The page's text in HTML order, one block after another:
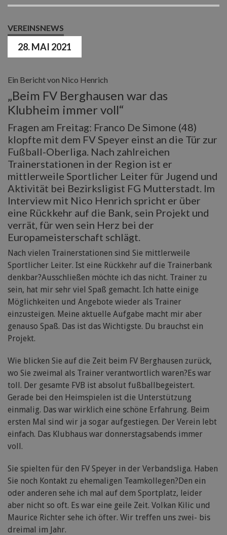
VEREINSNEWS
28. MAI 2021
Ein Bericht von Nico Henrich
„Beim FV Berghausen war das
Klubheim immer voll“
Fragen am Freitag: Franco De Simone (48)
klopfte mit dem FV Speyer einst an die Tür zur
Fußball-Oberliga. Nach zahlreichen
Trainerstationen in der Region ist er
mittlerweile Sportlicher Leiter für Jugend und
Aktivität bei Bezirksligist FG Mutterstadt. Im
Interview mit Nico Henrich spricht er über
eine Rückkehr auf die Bank, sein Projekt und
verrät, für wen sein Herz bei der
Europameisterschaft schlägt.
Nach vielen Trainerstationen sind Sie mittlerweile
Sportlicher Leiter. Ist eine Rückkehr auf die Trainerbank
denkbar?Ausschließen möchte ich das nicht. Trainer zu
sein, hat mir sehr viel Spaß gemacht. Ich hatte einige
Möglichkeiten und Angebote wieder als Trainer
einzusteigen. Meine aktuelle Aufgabe macht mir aber
genauso Spaß. Das ist das Wichtigste. Du brauchst ein
Projekt.
Wie blicken Sie auf die Zeit beim FV Berghausen zurück,
wo Sie zweimal als Trainer verantwortlich waren?Es war
toll. Der gesamte FVB ist absolut fußballbegeistert.
Gerade bei den Heimspielen ist die Unterstützung
einmalig. Das war wirklich eine schöne Erfahrung. Beim
ersten Mal sind wir ja sogar aufgestiegen. Der Verein lebt
einfach. Das Klubhaus war donnerstagsabends immer
voll.
Sie spielten für den FV Speyer in der Verbandsliga. Haben
Sie noch Kontakt zu ehemaligen Teamkollegen?Den ein
oder anderen sehe ich mal auf dem Sportplatz, leider
aber nicht so oft. Es war eine geile Zeit. Volkan Kilic und
Maurice Richter sehe ich öfter. Wir treffen uns zwei- bis
dreimal im Jahr.